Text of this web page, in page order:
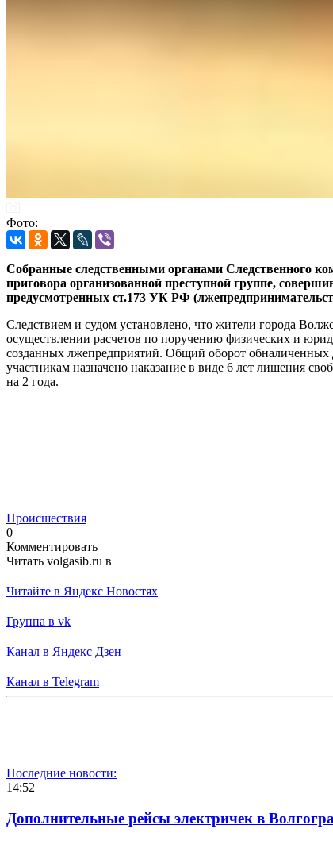
Фото:
Собранные следственными органами Следственного
приговора организованной преступной группе,
предусмотренных ст.173 УК РФ
Следствием и судом установлено, что жители города
осуществлении расчетов по поручению физических и
созданных лжепредприятий. Общий оборот обналиченных
участникам назначено наказание в виде 6 лет лишения
на 2 года.
Происшествия
0
Комментировать
Читать volgasib.ru в
Читайте в Яндекс Новостях
Группа в vk
Канал в Яндекс Дзен
Канал в Telegram
Последние новости:
14:52
Дополнительные рейсы электричек в